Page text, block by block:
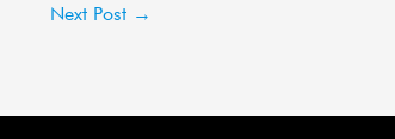
Next Post →